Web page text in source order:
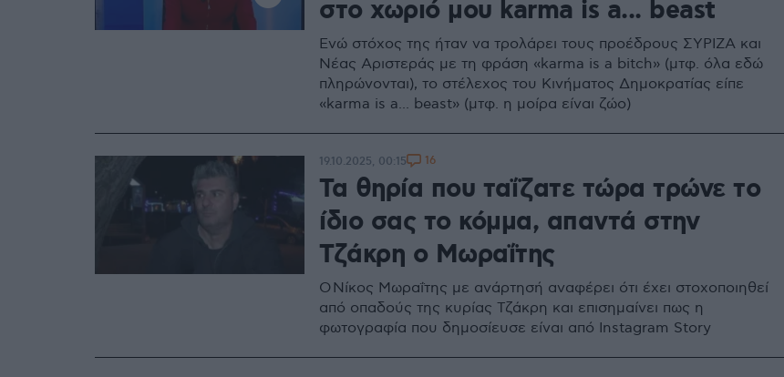
στο χωριό μου karma is a... beast
Ενώ στόχος της ήταν να τρολάρει τους προέδρους ΣΥΡΙΖΑ και
Νέας Αριστεράς με τη φράση «karma is a bitch» (μτφ. όλα εδώ
πληρώνονται), το στέλεχος του Κινήματος Δημοκρατίας είπε
«karma is a... beast» (μτφ. η μοίρα είναι ζώο)
Τα θηρία που ταΐζατε τώρα τρώνε το
ίδιο σας το κόμμα, απαντά στην
Τζάκρη ο Μωραΐτης
Ο Νίκος Μωραΐτης με ανάρτησή αναφέρει ότι έχει στοχοποιηθεί
από οπαδούς της κυρίας Τζάκρη και επισημαίνει πως η
φωτογραφία που δημοσίευσε είναι από Instagram Story
19.10.2025, 00:15 16